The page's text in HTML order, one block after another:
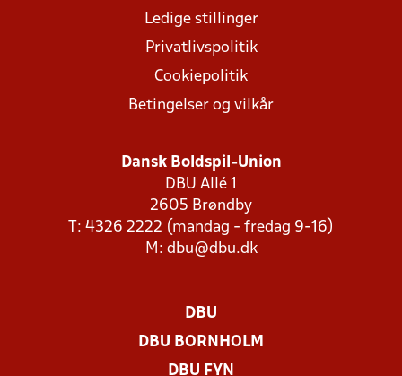
Ledige stillinger
Privatlivspolitik
Cookiepolitik
Betingelser og vilkår
Dansk Boldspil-Union
DBU Allé 1
2605 Brøndby
T: 4326 2222 (mandag - fredag 9-16)
M: dbu@dbu.dk
DBU
DBU BORNHOLM
DBU FYN